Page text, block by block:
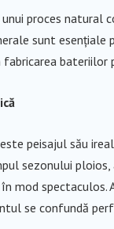
proces natural
sunt esențiale
bateriilor
peisajul său
sezonului ploios,
mod
se confundă